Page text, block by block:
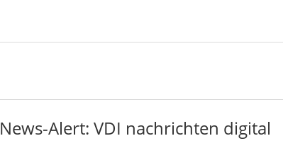
News-Alert: VDI nachrichten digital